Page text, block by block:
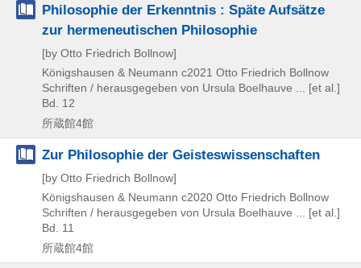
Philosophie der Erkenntnis : Späte Aufsätze
zur hermeneutischen Philosophie
[by Otto Friedrich Bollnow]
Königshausen & Neumann c2021 Otto Friedrich Bollnow
Schriften / herausgegeben von Ursula Boelhauve ... [et al.]
Bd. 12
所蔵館4館
Zur Philosophie der Geisteswissenschaften
[by Otto Friedrich Bollnow]
Königshausen & Neumann c2020 Otto Friedrich Bollnow
Schriften / herausgegeben von Ursula Boelhauve ... [et al.]
Bd. 11
所蔵館4館